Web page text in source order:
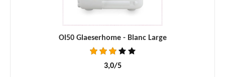
Ol50 Glaeserhome - Blanc Large
3,0/5